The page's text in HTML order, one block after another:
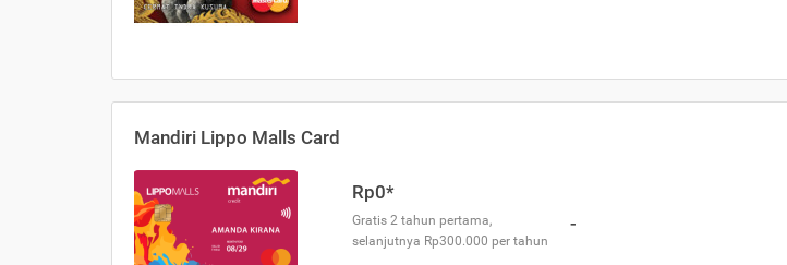
Mandiri Lippo Malls Card
Rp0*
Gratis 2 tahun pertama,
selanjutnya Rp300.000 per tahun
-